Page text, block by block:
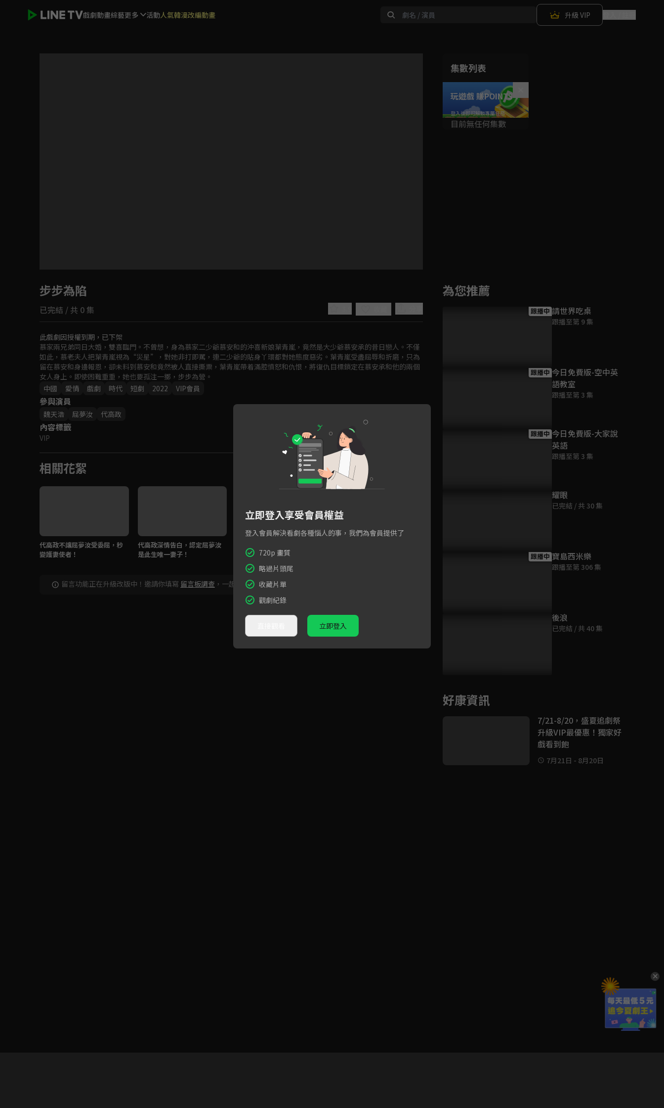
戲劇動畫綜藝更多 活動人氣韓漫改編動畫 升級 VIP
如有不便請見諒
集數列表
玩遊戲 賺POINTS！
目前無任何集數
步步為陷
已完結 / 共 0 集
此戲劇因授權到期，已下架
慕家兩兄弟同日大婚，雙喜臨門。不曾想，身為慕家二少爺慕安和的沖喜新娘葉青嵐，竟然是大少爺慕安承的昔日戀人。不僅
如此，慕老夫人把葉青嵐視為“災星”，對她非打即罵，連二少爺的貼身丫環都對她態度惡劣。葉青嵐受盡屈辱和折磨，只為
留在慕安和身邊報恩，卻未料到慕安和竟然被人直接撕票，葉青嵐帶着滿腔憤怒和仇恨，將復仇目標鎖定在慕安承和他的兩個
女人身上。即使困難重重，她也要孤注一擲，步步為營。
中國
愛情 戲劇 時代 短劇 2022 VIP會員
參與演員
魏天浩 屈夢汝 代高政
內容標籤
VIP
相關花絮
代高政不讓屈夢汝受委屈，秒
變護妻使者！
代高政深情告白，認定屈夢汝
是此生唯一妻子！
夢汝當場指認兇手！
留言功能正在升級改版中！邀請你填寫 留言板調查 ，一起共創新版留言功能！
為您推薦
跟播中 請世界吃桌
跟播至第 9 集
跟播中 今日免費版-空中英
語教室
跟播至第 3 集
跟播中 今日免費版-大家說
英語
跟播至第 3 集
耀眼
已完結 / 共 30 集
跟播中 寶島西米樂
跟播至第 306 集
後浪
已完結 / 共 40 集
好康資訊
7/21-8/20，盛夏追劇祭
升級VIP最優惠！獨家好
戲看到飽
7月21日 - 8月20日
立即登入享受會員權益
登入會員解決看劇各種惱人的事，我們為會員提供了
720p 畫質
略過片頭尾
收藏片單
觀劇紀錄
立即登入